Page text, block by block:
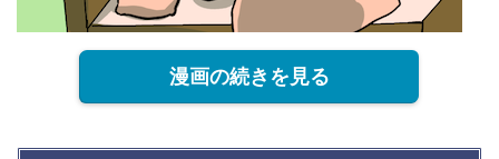
漫画の続きを見る